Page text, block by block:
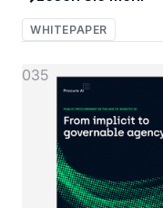
WHITEPAPER
035